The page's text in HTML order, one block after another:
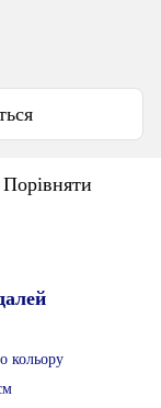
Порівняти
кольору